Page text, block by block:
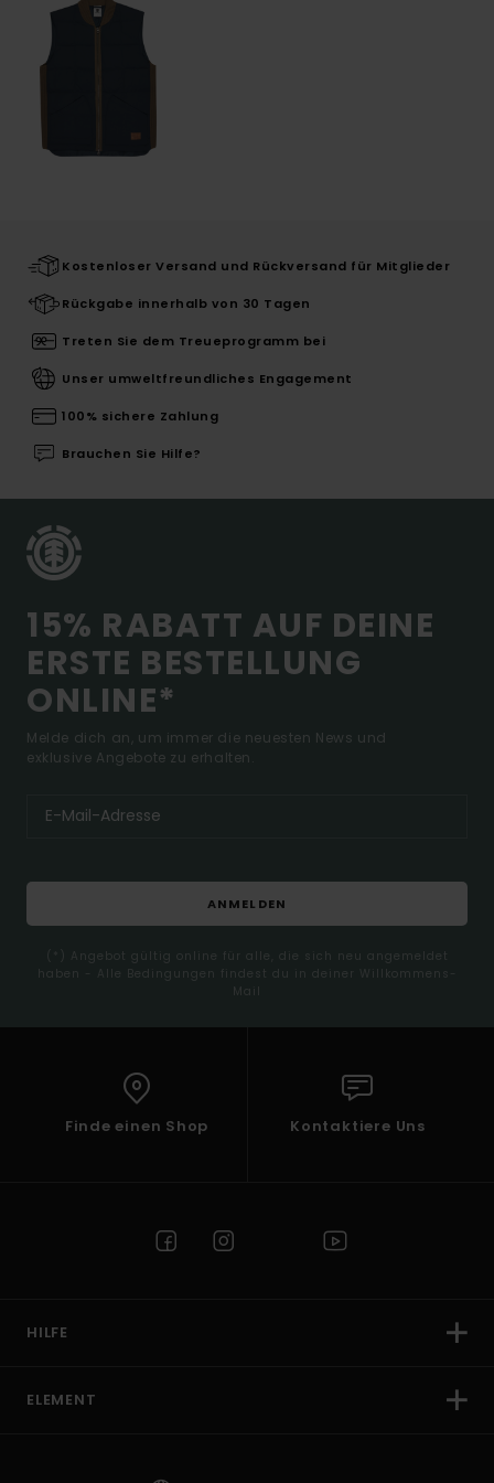
Kostenloser Versand und Rückversand für Mitglieder
Rückgabe innerhalb von 30 Tagen
Treten Sie dem Treueprogramm bei
Unser umweltfreundliches Engagement
100% sichere Zahlung
Brauchen Sie Hilfe?
15% RABATT AUF DEINE
ERSTE BESTELLUNG
ONLINE*
Melde dich an, um immer die neuesten News und
exklusive Angebote zu erhalten.
ANMELDEN
(*) Angebot gültig online für alle, die sich neu angemeldet
haben - Alle Bedingungen findest du in deiner Willkommens-
Mail
Finde einen Shop Kontaktiere Uns
HILFE
ELEMENT